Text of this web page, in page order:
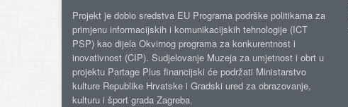
Projekt je dobio sredstva EU Programa podrške politikama za
primjenu informacijskih i komunikacijskih tehnologije (ICT
PSP) kao dijela Okvirnog programa za konkurentnost i
inovativnost (CIP). Sudjelovanje Muzeja za umjetnost i obrt u
projektu Partage Plus financijski će podržati Ministarstvo
kulture Republike Hrvatske i Gradski ured za obrazovanje,
kulturu i šport grada Zagreba.